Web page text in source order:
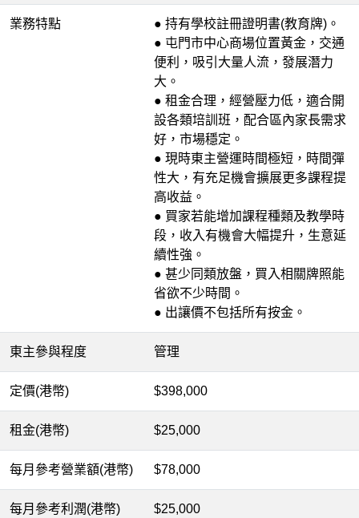
業務特點
● 持有學校註冊證明書(教育牌)。
● 屯門市中心商場位置黃金，交通
便利，吸引大量人流，發展潛力
大。
● 租金合理，經營壓力低，適合開
設各類培訓班，配合區內家長需求
好，市場穩定。
● 現時東主營運時間極短，時間彈
性大，有充足機會擴展更多課程提
高收益。
● 買家若能增加課程種類及教學時
段，收入有機會大幅提升，生意延
續性強。
● 甚少同類放盤，買入相關牌照能
省欲不少時間。
● 出讓價不包括所有按金。
東主參與程度 管理
定價(港幣) $398,000
租金(港幣) $25,000
每月參考營業額(港幣) $78,000
每月參考利潤(港幣) $25,000